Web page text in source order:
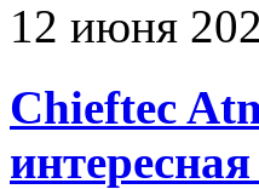
12 июня
Chieftec